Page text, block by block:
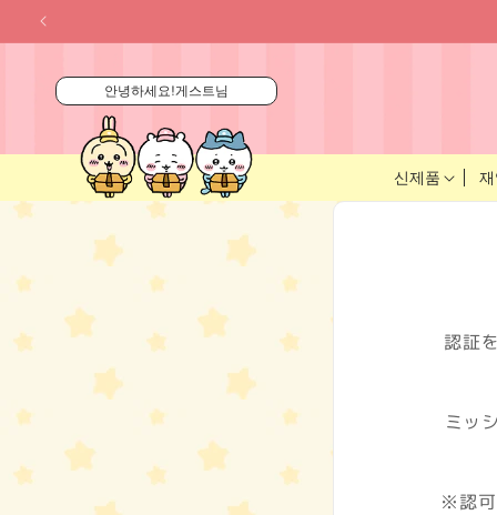
로 건너
뛰기
안녕하세요!게스트님
신제품
認証
ミッ
※認可